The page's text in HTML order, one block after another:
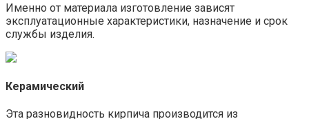
Именно от материала изготовление зависят
эксплуатационные характеристики, назначение и срок
службы изделия.
Керамический
Эта разновидность кирпича производится из